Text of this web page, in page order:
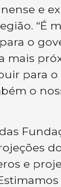
e
“É
o
mais
para
o
e